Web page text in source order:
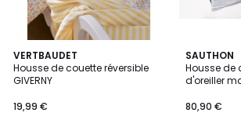
VERTBAUDET
Housse de couette réversible
GIVERNY
19,99 €
SAUTHON
Housse de
d'oreiller
80,90 €